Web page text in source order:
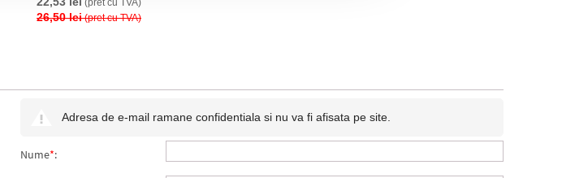
(pret cu TVA)
26,50 lei(pret cu TVA)
Adresa de e-mail ramane confidentiala si nu va fi afisata pe site.
Nume*: